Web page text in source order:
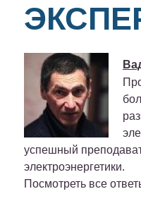
успешный
электроэнергетики.
Посмотреть все